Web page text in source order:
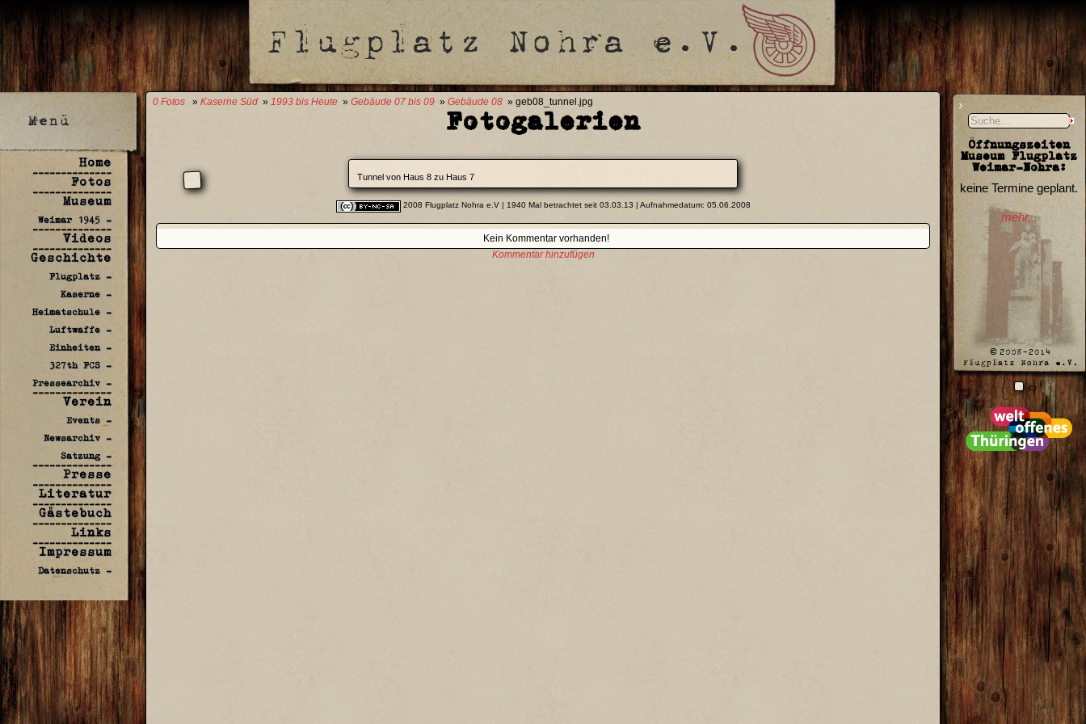
Home
--------------
Fotos
--------------
Museum
Weimar 1945 -
--------------
Videos
--------------
Geschichte
Flugplatz -
Kaserne -
Heimatschule -
Luftwaffe -
Einheiten -
327th FCS -
Pressearchiv -
--------------
Verein
Events -
Newsarchiv -
Satzung -
--------------
Presse
--------------
Literatur
--------------
Gästebuch
--------------
Links
--------------
Impressum
Datenschutz -
Öffnungszeiten
Museum Flugplatz
Weimar-Nohra:
keine Termine geplant.
mehr...
0 Fotos » Kaserne Süd » 1993 bis Heute » Gebäude 07 bis 09 » Gebäude 08 » geb08_tunnel.jpg
Fotogalerien
Tunnel von Haus 8 zu Haus 7
2008 Flugplatz Nohra e.V| 1940 Mal betrachtet seit 03.03.13 | Aufnahmedatum: 05.06.2008
Kein Kommentar vorhanden!
Kommentar hinzufügen